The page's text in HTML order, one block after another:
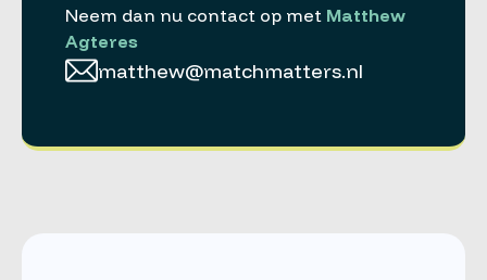
Neem dan nu contact op met Matthew
Agteres
matthew@matchmatters.nl